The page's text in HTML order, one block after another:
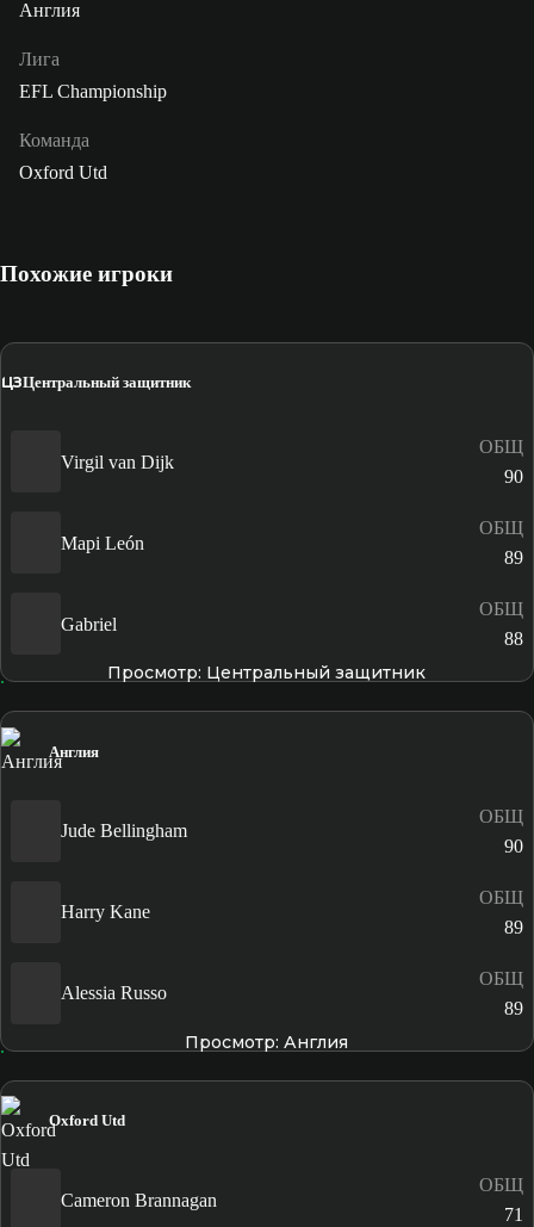
Англия
Лига
EFL Championship
Команда
Oxford Utd
Похожие игроки
ЦЗЦентральный защитник
Virgil van Dijk
ОБЩ
90
Mapi León
ОБЩ
89
Gabriel
ОБЩ
88
Просмотр: Центральный защитник
Англия
Jude Bellingham
ОБЩ
90
Harry Kane
ОБЩ
89
Alessia Russo
ОБЩ
89
Просмотр: Англия
Oxford Utd
Cameron Brannagan
ОБЩ
71